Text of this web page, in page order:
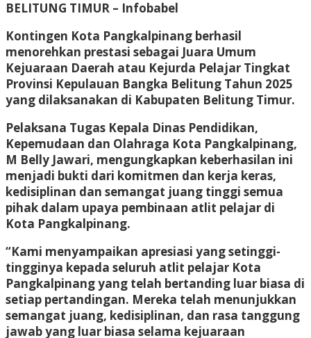
BELITUNG TIMUR – Infobabel
Kontingen Kota Pangkalpinang berhasil
menorehkan prestasi sebagai Juara Umum
Kejuaraan Daerah atau Kejurda Pelajar Tingkat
Provinsi Kepulauan Bangka Belitung Tahun 2025
yang dilaksanakan di Kabupaten Belitung Timur.
Pelaksana Tugas Kepala Dinas Pendidikan,
Kepemudaan dan Olahraga Kota Pangkalpinang,
M Belly Jawari, mengungkapkan keberhasilan ini
menjadi bukti dari komitmen dan kerja keras,
kedisiplinan dan semangat juang tinggi semua
pihak dalam upaya pembinaan atlit pelajar di
Kota Pangkalpinang.
“Kami menyampaikan apresiasi yang setinggi-
tingginya kepada seluruh atlit pelajar Kota
Pangkalpinang yang telah bertanding luar biasa di
setiap pertandingan. Mereka telah menunjukkan
semangat juang, kedisiplinan, dan rasa tanggung
jawab yang luar biasa selama kejuaraan